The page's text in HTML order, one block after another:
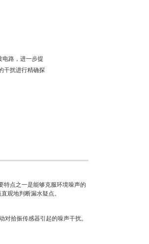
电路，进一步提
干扰进行精确探
特点之一是能够克服环境噪声的
观地判断漏水疑点。
拾振传感器引起的噪声干扰。